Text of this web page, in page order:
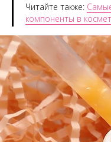
Читайте также:
компоненты в